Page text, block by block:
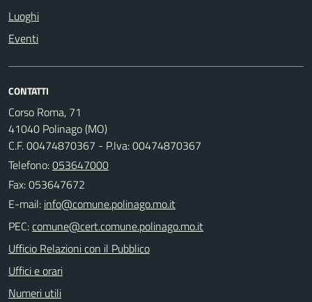
Luoghi
Eventi
CONTATTI
Corso Roma, 71
41040 Polinago (MO)
C.F. 00474870367 - P.Iva: 00474870367
Telefono:053647000
Fax: 053647672
E-mail:
PEC:
Ufficio Relazioni con il Pubblico
Uffici e orari
Numeri utili